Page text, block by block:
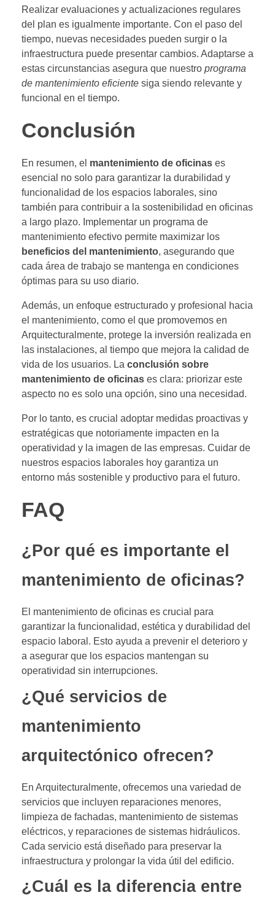
Realizar evaluaciones y actualizaciones regulares
del plan es igualmente importante. Con el paso del
tiempo, nuevas necesidades pueden surgir o la
infraestructura puede presentar cambios. Adaptarse a
estas circunstancias asegura que nuestro programa
de mantenimiento eficiente siga siendo relevante y
funcional en el tiempo.
Conclusión
En resumen, el mantenimiento de oficinas es
esencial no solo para garantizar la durabilidad y
funcionalidad de los espacios laborales, sino
también para contribuir a la sostenibilidad en oficinas
a largo plazo. Implementar un programa de
mantenimiento efectivo permite maximizar los
beneficios del mantenimiento, asegurando que
cada área de trabajo se mantenga en condiciones
óptimas para su uso diario.
Además, un enfoque estructurado y profesional hacia
el mantenimiento, como el que promovemos en
Arquitecturalmente, protege la inversión realizada en
las instalaciones, al tiempo que mejora la calidad de
vida de los usuarios. La conclusión sobre
mantenimiento de oficinas es clara: priorizar este
aspecto no es solo una opción, sino una necesidad.
Por lo tanto, es crucial adoptar medidas proactivas y
estratégicas que notoriamente impacten en la
operatividad y la imagen de las empresas. Cuidar de
nuestros espacios laborales hoy garantiza un
entorno más sostenible y productivo para el futuro.
FAQ
¿Por qué es importante el
mantenimiento de oficinas?
El mantenimiento de oficinas es crucial para
garantizar la funcionalidad, estética y durabilidad del
espacio laboral. Esto ayuda a prevenir el deterioro y
a asegurar que los espacios mantengan su
operatividad sin interrupciones.
¿Qué servicios de
mantenimiento
arquitectónico ofrecen?
En Arquitecturalmente, ofrecemos una variedad de
servicios que incluyen reparaciones menores,
limpieza de fachadas, mantenimiento de sistemas
eléctricos, y reparaciones de sistemas hidráulicos.
Cada servicio está diseñado para preservar la
infraestructura y prolongar la vida útil del edificio.
¿Cuál es la diferencia entre